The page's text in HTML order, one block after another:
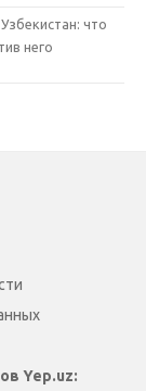
что
него
Yep.uz: